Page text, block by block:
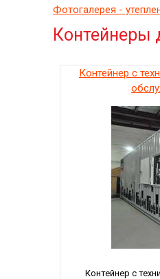
Фотогалерея -
Контейнеры
Контейнер с
Контейнер с